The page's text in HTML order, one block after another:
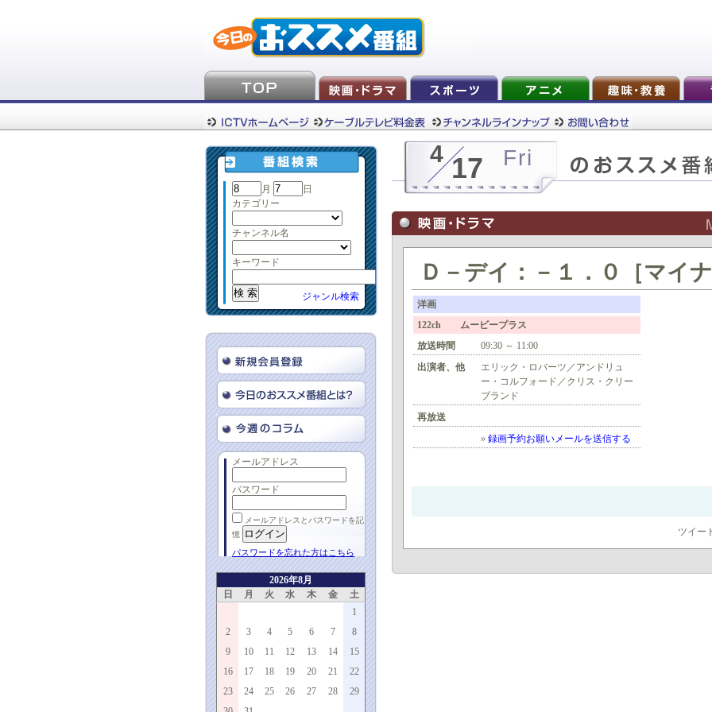
月
日
カテゴリー
チャンネル名
キーワード
ジャンル検索
メールアドレス
パスワード
メールアドレスとパスワードを記
憶
パスワードを忘れた方はこちら
2026年8月
日
月 火 水 木 金
土
1
2
3 4 5 6 7
8
9
10 11 12 13 14
15
16
17 18 19 20 21
22
23
24 25 26 27 28
29
4 17 Fri
Ｄ－デイ：－１．０［マイナ
洋画
122ch ムービープラス
放送時間
09:30 ～ 11:00
出演者、他
エリック・ロバーツ／アンドリュ
ー・コルフォード／クリス・クリー
ブランド
再放送
» 録画予約お願いメールを送信する
ツイー